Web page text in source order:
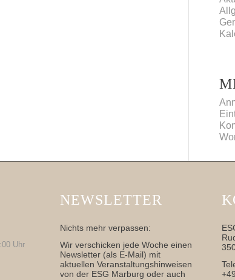
Uhr
NEWSLETTER
Nichts mehr verpassen:
Wir verschicken jede Woche einen
Newsletter (als E-Mail) mit
aktuellen Veranstaltungshinweisen
von der ESG Marburg oder auch